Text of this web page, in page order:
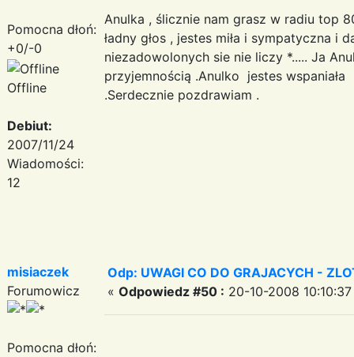
Pomocna dłoń:
+0/-0
Offline
Debiut:
2007/11/24
Wiadomości:
12
Anulka , ślicznie nam grasz w radiu top
ładny głos , jestes miła i sympatyczna i
niezadowolonych sie nie liczy *..... Ja
przyjemnością .Anulko jestes
.Serdecznie pozdrawiam .
misiaczek
Forumowicz
Pomocna dłoń:
Odp: UWAGI CO DO GRAJACYCH -
« Odpowiedz #50 : 20-10-2008